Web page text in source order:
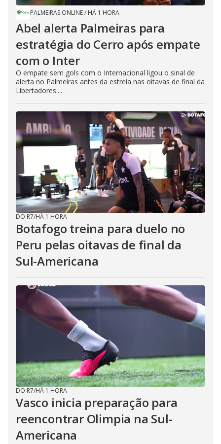
PALMEIRAS ONLINE/ HÁ 1 HORA
Abel alerta Palmeiras para
estratégia do Cerro após empate
com o Inter
O empate sem gols com o Internacional ligou o sinal de
alerta no Palmeiras antes da estreia nas oitavas de final da
Libertadores....
DO R7/HÁ 1 HORA
Botafogo treina para duelo no
Peru pelas oitavas de final da
Sul-Americana
DO R7/HÁ 1 HORA
Vasco inicia preparação para
reencontrar Olimpia na Sul-
Americana